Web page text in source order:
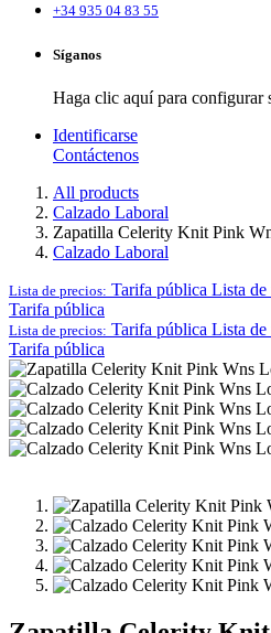
+34 935 04 83 55
Síganos
Haga clic aquí para configurar
Identificarse
Contáctenos
All products
Calzado Laboral
Zapatilla Celerity Knit Pink
Calzado Laboral
Lista de precios: Tarifa pública Lista de
Tarifa pública
Lista de precios: Tarifa pública Lista de
Tarifa pública